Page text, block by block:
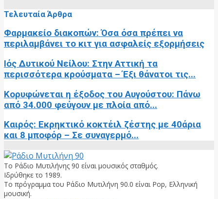
Τελευταία Άρθρα
Φαρμακείο διακοπών: Όσα όσα πρέπει να
περιλαμβάνει το κιτ για ασφαλείς εξορμήσεις
Ιός Δυτικού Νείλου: Στην Αττική τα
περισσότερα κρούσματα – Έξι θάνατοι τις...
Κορυφώνεται η έξοδος του Αυγούστου: Πάνω
από 34.000 φεύγουν με πλοία από...
Καιρός: Εκρηκτικό κοκτέιλ ζέστης με 40άρια
και 8 μποφόρ – Σε συναγερμό...
Το Ράδιο Μυτιλήνης 90 είναι μουσικός σταθμός.
Ιδρύθηκε το 1989.
Το πρόγραμμα του Ράδιο Μυτιλήνη 90.0 είναι Pop, Ελληνική
μουσική.